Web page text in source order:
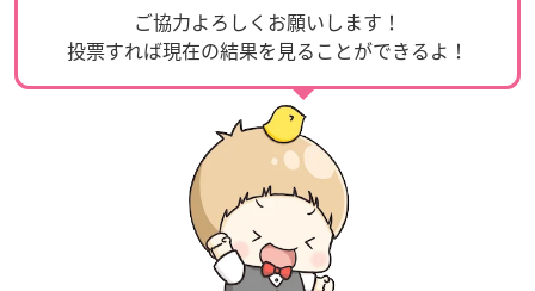
ご協力よろしくお願いします！
投票すれば現在の結果を見ることができるよ！